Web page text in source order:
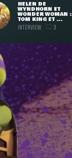
HELEN DE
WYNDHORN ET
WONDER WOMAN :
TOM KING ET ...
INTERVIEW 3